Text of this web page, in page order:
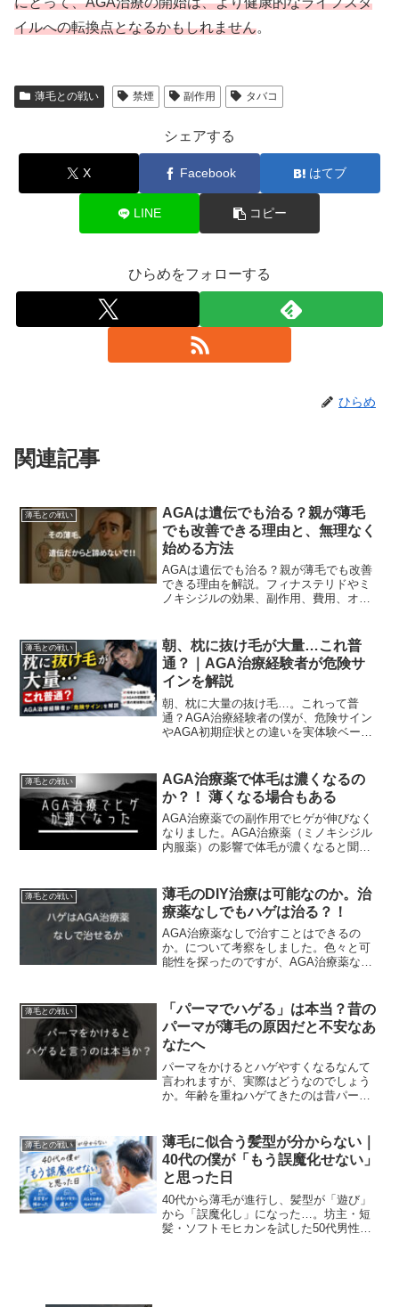
イルへの転換点となるかもしれません。
薄毛との戦い 禁煙 副作用 タバコ
シェアする
X Facebook はてブ
LINE コピー
ひらめをフォローする
ひらめ
関連記事
薄毛との戦い
AGAは遺伝でも治る？親が薄毛
でも改善できる理由と、無理なく
始める方法
AGAは遺伝でも治る？親が薄毛でも改善
できる理由を解説。フィナステリドやミ
ノキシジルの効果、副作用、費用、オン
薄毛との戦い
朝、枕に抜け毛が大量…これ普
通？｜AGA治療経験者が危険サ
インを解説
朝、枕に大量の抜け毛…。これって普
通？AGA治療経験者の僕が、危険サイン
やAGA初期症状との違いを実体験ベース
薄毛との戦い
AGA治療薬で体毛は濃くなるの
か？！ 薄くなる場合もある
AGA治療薬での副作用でヒゲが伸びなく
なりました。AGA治療薬（ミノキシジル
内服薬）の影響で体毛が濃くなると聞い
が薄くなることもあるそうです。
薄毛との戦い
薄毛のDIY治療は可能なのか。治
療薬なしでもハゲは治る？！
AGA治療薬なしで治すことはできるの
か。について考察をしました。色々と可
能性を探ったのですが、AGA治療薬なし
薄毛との戦い
「パーマでハゲる」は本当？昔の
パーマが薄毛の原因だと不安なあ
なたへ
パーマをかけるとハゲやすくなるなんて
言われますが、実際はどうなのでしょう
か。年齢を重ねハゲてきたのは昔パーマ
でした。パーマは関係なかった。
薄毛との戦い
薄毛に似合う髪型が分からない｜
40代の僕が「もう誤魔化せない」
と思った日
40代から薄毛が進行し、髪型が「遊び」
から「誤魔化し」になった…。坊主・短
髪・ソフトモヒカンを試した50代男性